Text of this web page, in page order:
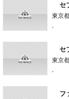
セ
東京
-
セ
東京
-
フ